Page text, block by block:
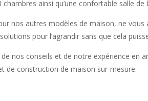
chambres ainsi qu’une confortable salle de
nos autres modèles de maison, ne
pour l’agrandir sans que cela
nos conseils et de notre expérience en
de construction de maison sur-mesure.